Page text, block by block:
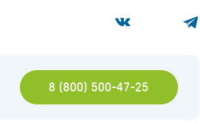
8 (800) 500-47-25